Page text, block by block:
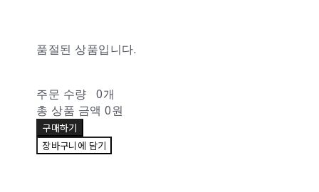
품절된 상품입니다.
주문 수량
0개
총 상품 금액 0원
구매하기
장바구니에 담기